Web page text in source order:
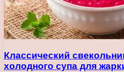
Классический
холодного супа для